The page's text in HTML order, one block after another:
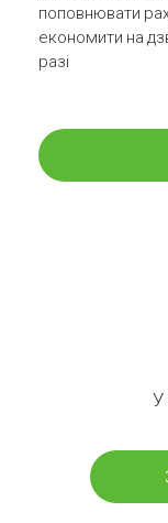
поповнювати
економити на
разі
У